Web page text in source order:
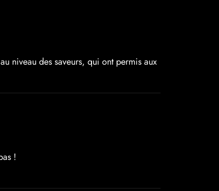
niveau des saveurs, qui ont permis aux
!